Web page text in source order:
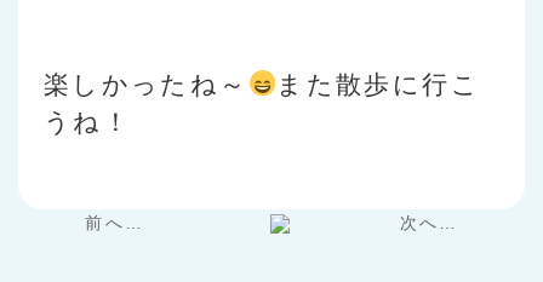
楽しかったね～
また散歩に行こ
うね！
前へ… 次へ…